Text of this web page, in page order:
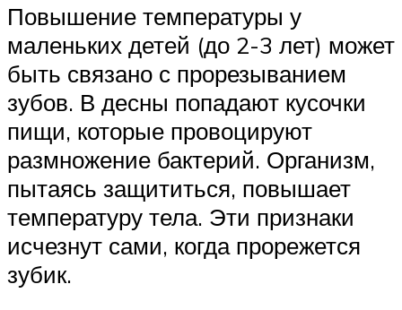
Повышение температуры у
маленьких детей (до 2-3 лет) может
быть связано с прорезыванием
зубов. В десны попадают кусочки
пищи, которые провоцируют
размножение бактерий. Организм,
пытаясь защититься, повышает
температуру тела. Эти признаки
исчезнут сами, когда прорежется
зубик.